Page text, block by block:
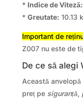
* Indice de Viteză:
* Greutate: 10.13
Important de
Z007 nu este de
De ce să alegi
Această
preț pe siguranță,